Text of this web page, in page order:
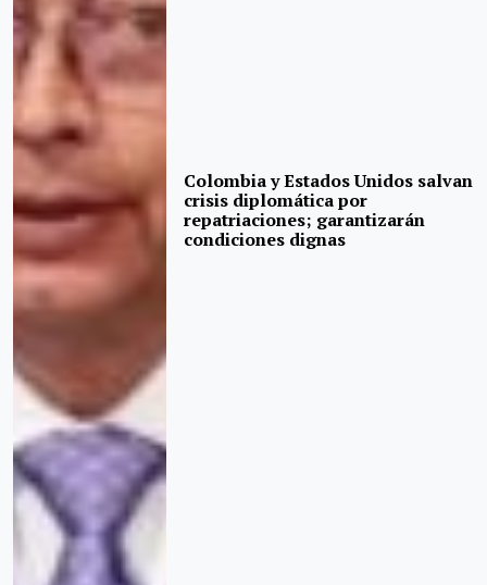
Colombia y Estados Unidos salvan
crisis diplomática por
repatriaciones; garantizarán
condiciones dignas